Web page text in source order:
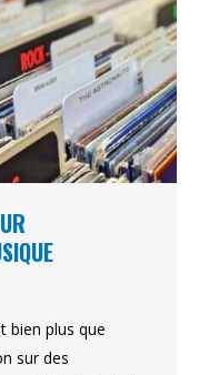
bien plus que
sur des